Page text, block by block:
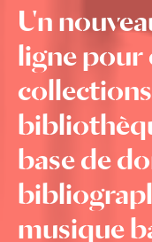
Un
ligne pour
base de
musique